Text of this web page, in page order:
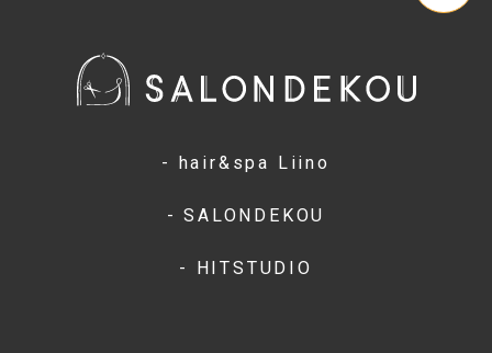
- hair&spa Liino
- SALONDEKOU
- HITSTUDIO